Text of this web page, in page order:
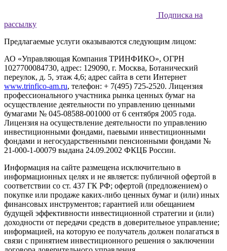
Подписка на
рассылку
Предлагаемые услуги оказываются следующим лицом:
АО «Управляющая Компания ТРИНФИКО», ОГРН
1027700084730, адрес: 129090, г. Москва, Ботанический
переулок, д. 5, этаж 4,6; адрес сайта в сети Интернет
www.trinfico-аm.ru, телефон: + 7(495) 725-2520. Лицензия
профессионального участника рынка ценных бумаг на
осуществление деятельности по управлению ценными
бумагами № 045-08588-001000 от 6 сентября 2005 года.
Лицензия на осуществление деятельности по управлению
инвестиционными фондами, паевыми инвестиционными
фондами и негосударственными пенсионными фондами №
21-000-1-00079 выдана 24.09.2002 ФКЦБ России.
Информация на сайте размещена исключительно в
информационных целях и не является: публичной офертой в
соответствии со ст. 437 ГК РФ; офертой (предложением) о
покупке или продаже каких-либо ценных бумаг и (или) иных
финансовых инструментов; гарантией или обещанием
будущей эффективности инвестиционной стратегии и (или)
доходности от передачи средств в доверительное управление;
информацией, на которую ее получатель должен полагаться в
связи с принятием инвестиционного решения о заключении